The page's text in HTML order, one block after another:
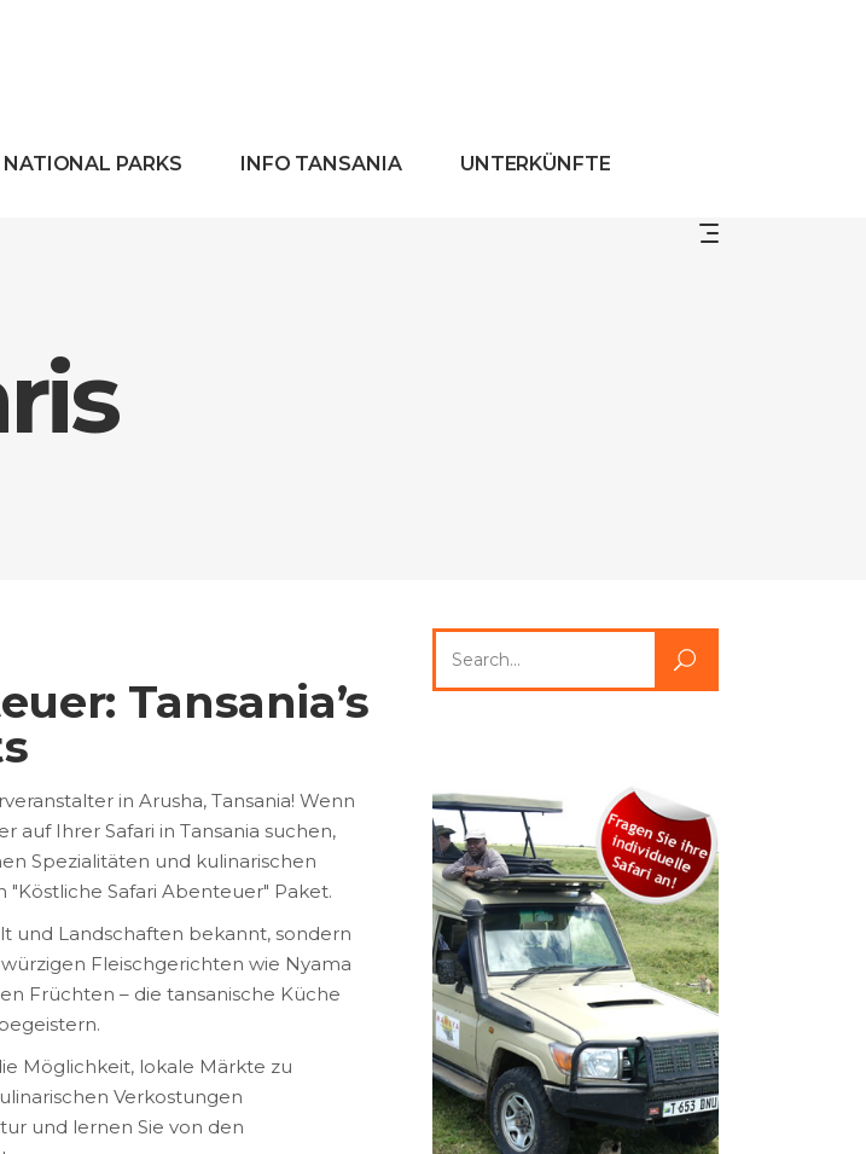
NATIONAL PARKS INFO TANSANIA UNTERKÜNFTE
Tansania’s
in Arusha, Tansania! Wenn
auf Ihrer Safari in Tansania suchen,
Spezialitäten und kulinarischen
Safari Abenteuer" Paket.
und Landschaften bekannt, sondern
Fleischgerichten wie Nyama
Früchten – die tansanische Küche
Möglichkeit, lokale Märkte zu
Verkostungen
und lernen Sie von den
for: